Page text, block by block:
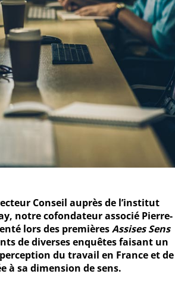
Conseil auprès de l’institut
notre cofondateur associé Pierre-
lors des premièresAssises Sens
de diverses enquêtes faisant un
du travail en France et de
à sa dimension de sens.